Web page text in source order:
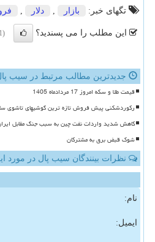
تگهای خبر:
بازار دلار
این مطلب را می پسندید؟ (1)
جدیدترین مطالب مرتبط در سیب
قیمت طلا و سکه امروز 17 مردادماه 1405
رکوردشکنی پیش فروش تازه ترین گوشیهای تاشوی
کاهش شدید واردات نفت چین به سبب جنگ مقابل
شوک قبض برق به مشترکان
نظرات بینندگان سیب پال در مورد
نام:
ایمیل: